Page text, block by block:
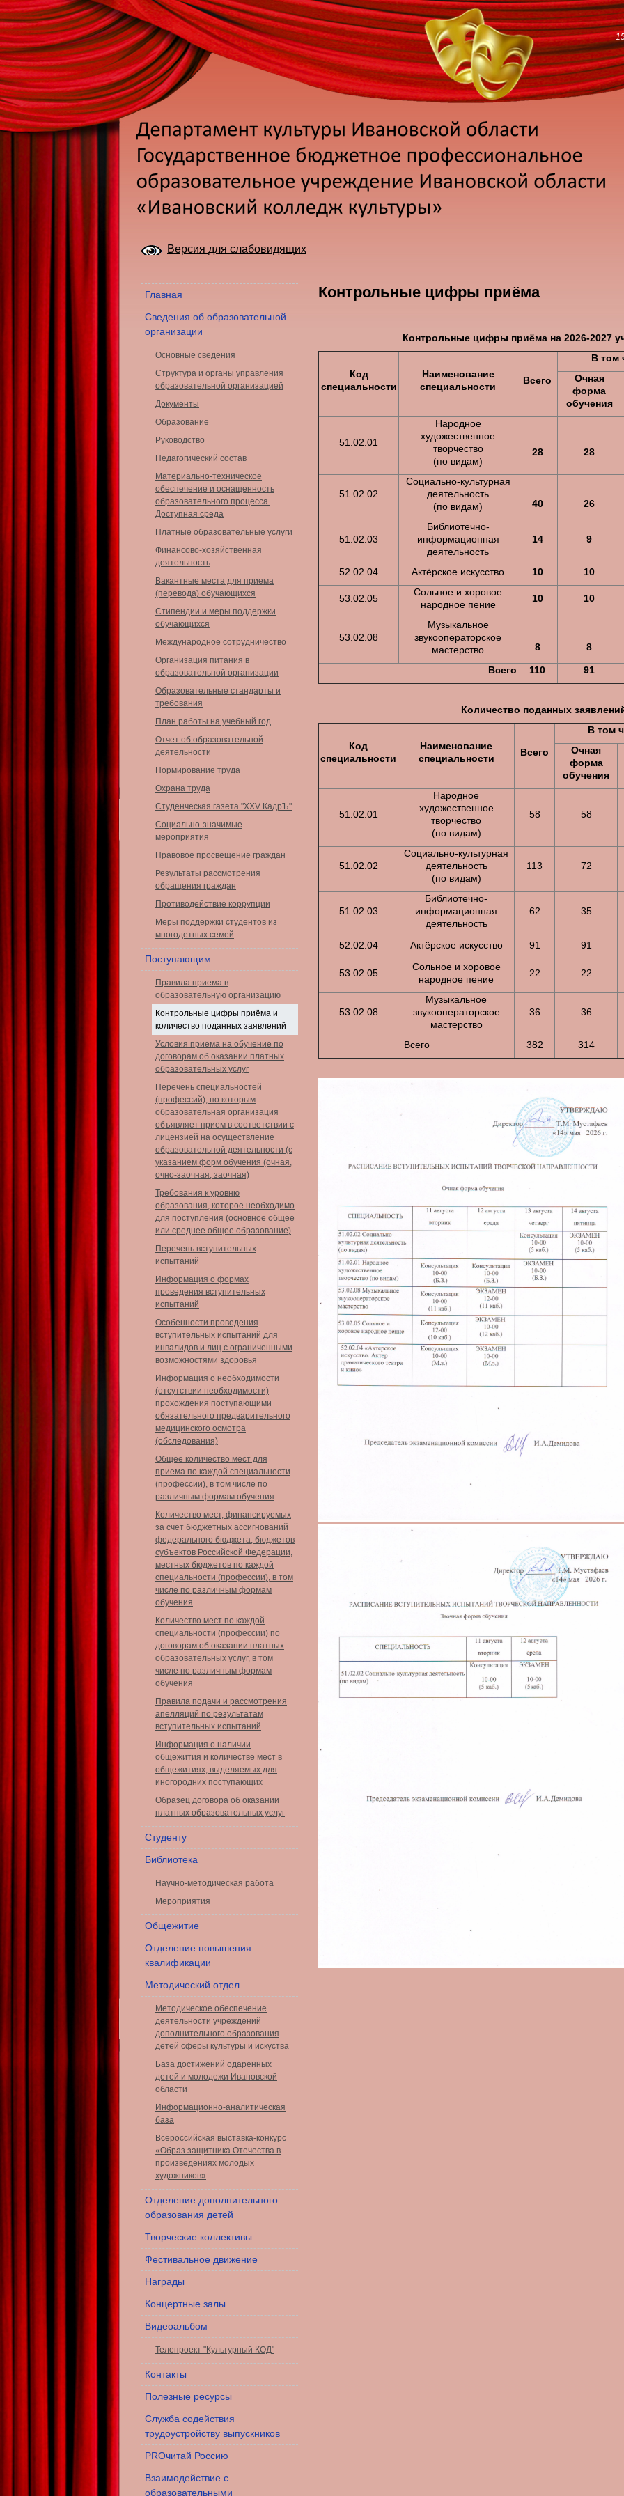
Версия для слабовидящих
Главная
Сведения об образовательной
организации
Основные сведения
Структура и органы управления
образовательной организацией
Документы
Образование
Руководство
Педагогический состав
Материально-техническое
обеспечение и оснащенность
образовательного процесса.
Доступная среда
Платные образовательные услуги
Финансово-хозяйственная
деятельность
Вакантные места для приема
(перевода) обучающихся
Стипендии и меры поддержки
обучающихся
Международное сотрудничество
Организация питания в
образовательной организации
Образовательные стандарты и
требования
План работы на учебный год
Отчет об образовательной
деятельности
Нормирование труда
Охрана труда
Студенческая газета "XXV КадрЪ"
Социально-значимые
мероприятия
Правовое просвещение граждан
Результаты рассмотрения
обращения граждан
Противодействие коррупции
Меры поддержки студентов из
многодетных семей
Поступающим
Правила приема в
образовательную организацию
Контрольные цифры приёма и
количество поданных заявлений
Условия приема на обучение по
договорам об оказании платных
образовательных услуг
Перечень специальностей
(профессий), по которым
образовательная организация
объявляет прием в соответствии с
лицензией на осуществление
образовательной деятельности (с
указанием форм обучения (очная,
очно-заочная, заочная)
Требования к уровню
образования, которое необходимо
для поступления (основное общее
или среднее общее образование)
Перечень вступительных
испытаний
Информация о формах
проведения вступительных
испытаний
Особенности проведения
вступительных испытаний для
инвалидов и лиц с ограниченными
возможностями здоровья
Информация о необходимости
(отсутствии необходимости)
прохождения поступающими
обязательного предварительного
медицинского осмотра
(обследования)
Общее количество мест для
приема по каждой специальности
(профессии), в том числе по
различным формам обучения
Количество мест, финансируемых
за счет бюджетных ассигнований
федерального бюджета, бюджетов
субъектов Российской Федерации,
местных бюджетов по каждой
специальности (профессии), в том
числе по различным формам
обучения
Количество мест по каждой
специальности (профессии) по
договорам об оказании платных
образовательных услуг, в том
числе по различным формам
обучения
Правила подачи и рассмотрения
апелляций по результатам
вступительных испытаний
Информация о наличии
общежития и количестве мест в
общежитиях, выделяемых для
иногородних поступающих
Образец договора об оказании
платных образовательных услуг
Студенту
Библиотека
Научно-методическая работа
Мероприятия
Общежитие
Отделение повышения
квалификации
Методический отдел
Методическое обеспечение
деятельности учреждений
дополнительного образования
детей сферы культуры и искуства
База достижений одаренных
детей и молодежи Ивановской
области
Информационно-аналитическая
база
Всероссийская выставка-конкурс
«Образ защитника Отечества в
произведениях молодых
художников»
Отделение дополнительного
образования детей
Творческие коллективы
Фестивальное движение
Награды
Концертные залы
Видеоальбом
Телепроект "Культурный КОД"
Контакты
Полезные ресурсы
Служба содействия
трудоустройству выпускников
PROчитай Россию
Взаимодействие с
образовательными
Контрольные цифры приёма
Контрольные цифры приёма на 2026-2027
Код
специальности
Наименование
специальности
Всего
В том
Очная
форма
обучения
51.02.01
Народное
художественное
творчество
(по видам)
28 28
51.02.02
Социально-культурная
деятельность
(по видам)
40 26
51.02.03
Библиотечно-
информационная
деятельность
14 9
52.02.04 Актёрское искусство 10 10
53.02.05
Сольное и хоровое
народное пение
10 10
53.02.08
Музыкальное
звукооператорское
мастерство
8 8
Всего 110 91
Количество поданных
Код
специальности
Наименование
специальности
Всего
В том
Очная
форма
обучения
51.02.01
Народное
художественное
творчество
(по видам)
58 58
51.02.02
Социально-культурная
деятельность
(по видам)
113 72
51.02.03
Библиотечно-
информационная
деятельность
62 35
52.02.04 Актёрское искусство 91 91
53.02.05
Сольное и хоровое
народное пение
22 22
53.02.08
Музыкальное
звукооператорское
мастерство
36 36
Всего 382 314